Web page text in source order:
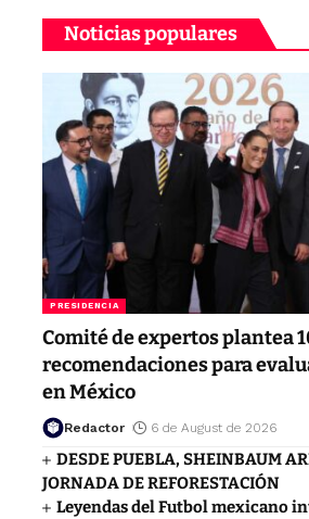
Noticias populares
PRESIDENCIA
Comité de expertos plantea
recomendaciones para
en México
Redactor 6 de August de 2026
DESDE PUEBLA, SHEINBAUM
JORNADA DE REFORESTACIÓN
Leyendas del Futbol mexicano